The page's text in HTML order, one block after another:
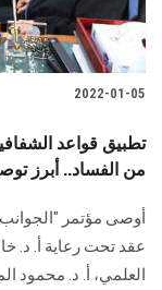
2022-01-05
تطبيق قواعد
من الفساد.. أبرز
أوصى مؤتمر "الجوانب
عقد تحت رعاية أ. د.
العلمي، أ. د. محمود